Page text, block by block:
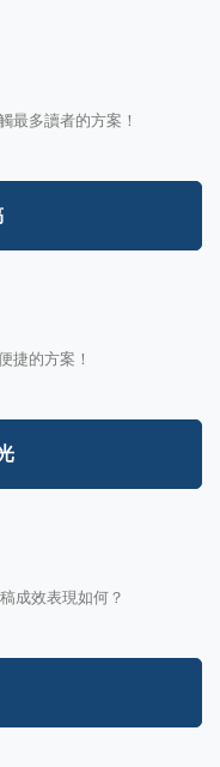
最多讀者的方案！
捷的方案！
成效表現如何？